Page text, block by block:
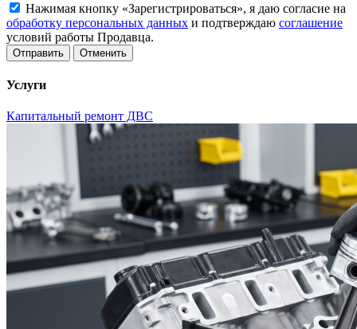
Нажимая кнопку «Зарегистрироваться», я даю согласие на
обработку персональных данных и подтверждаю соглашение
условий работы Продавца.
Отменить
Услуги
Капитальный ремонт ДВС